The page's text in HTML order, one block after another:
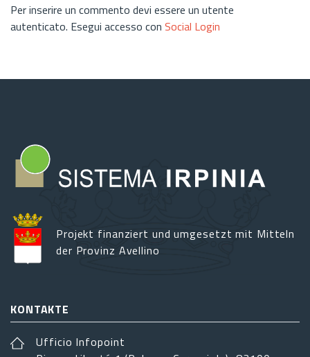
Per inserire un commento devi essere un utente
autenticato. Esegui accesso con Social Login
Projekt finanziert und umgesetzt mit Mitteln
der Provinz Avellino
KONTAKTE
Ufficio Infopoint